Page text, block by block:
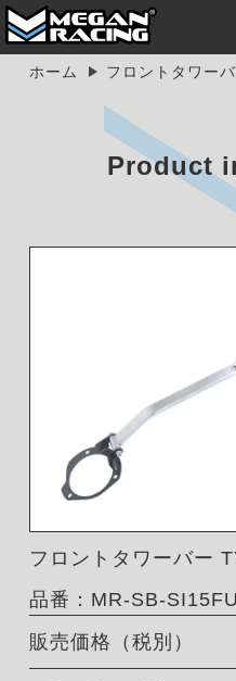
ホーム フロントタワー
Product
フロントタワーバー
品番：MR-SB-
販売価格（税別）